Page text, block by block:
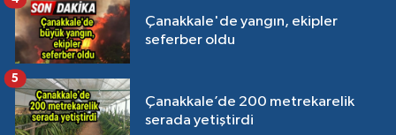
Çanakkale'de yangın, ekipler
seferber oldu
Çanakkale’de 200 metrekarelik
serada yetiştirdi
5